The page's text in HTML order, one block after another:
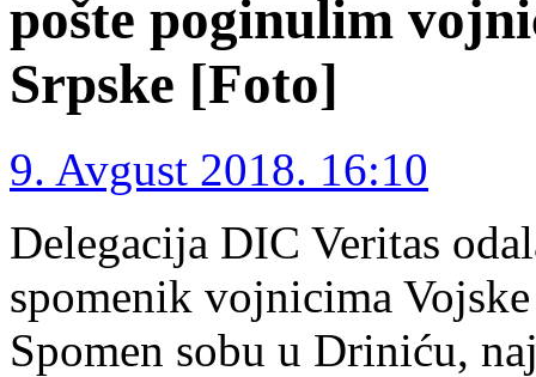
pošte poginulim
Srpske [Foto]
9. Avgust 2018. 16:10
Delegacija DIC Veritas
spomenik vojnicima
Spomen sobu u Driniću,